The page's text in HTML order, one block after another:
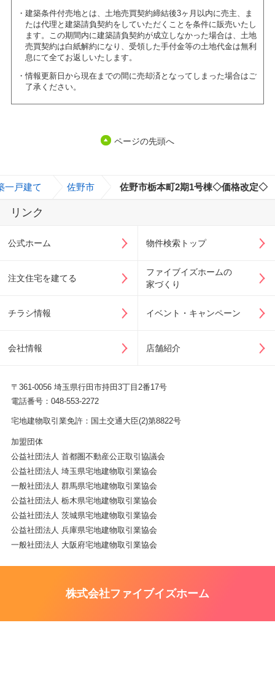
建築条件付売地とは、土地売買契約締結後3ヶ月以内に売主、ま
たは代理と建築請負契約をしていただくことを条件に販売いたし
ます。この期間内に建築請負契約が成立しなかった場合は、土地
売買契約は白紙解約になり、受領した手付金等の土地代金は無利
息にて全てお返しいたします。
情報更新日から現在までの間に売却済となってしまった場合はご
了承ください。
ページの先頭へ
一戸建て 佐野市 佐野市栃本町2期1号棟◇価格改定◇
リンク
公式ホーム 物件検索トップ
注文住宅を建てる
ファイブイズホームの
家づくり
チラシ情報 イベント・キャンペーン
会社情報 店舗紹介
〒361-0056 埼玉県行田市持田3丁目2番17号
電話番号：048-553-2272
宅地建物取引業免許：国土交通大臣(2)第8822号
加盟団体
公益社団法人 首都圏不動産公正取引協議会
公益社団法人 埼玉県宅地建物取引業協会
一般社団法人 群馬県宅地建物取引業協会
公益社団法人 栃木県宅地建物取引業協会
公益社団法人 茨城県宅地建物取引業協会
公益社団法人 兵庫県宅地建物取引業協会
一般社団法人 大阪府宅地建物取引業協会
株式会社ファイブイズホーム